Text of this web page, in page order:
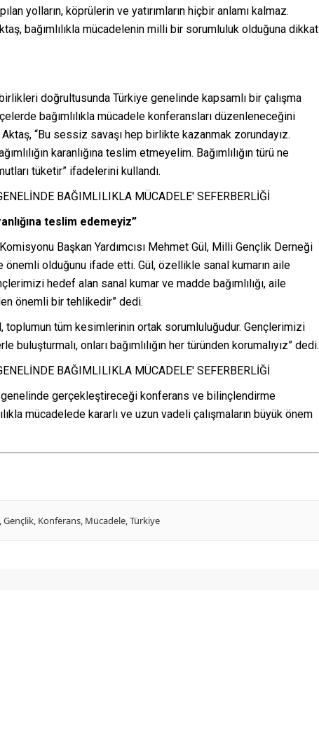
yolların, köprülerin ve yatırımların hiçbir anlamı kalmaz.
bağımlılıkla mücadelenin milli bir sorumluluk olduğuna dikkat
doğrultusunda Türkiye genelinde kapsamlı bir çalışma
bağımlılıkla mücadele konferansları düzenleneceğini
“Bu sessiz savaşı hep birlikte kazanmak zorundayız.
karanlığına teslim etmeyelim. Bağımlılığın türü ne
tüketir” ifadelerini kullandı.
teslim edemeyiz”
Başkan Yardımcısı Mehmet Gül, Milli Gençlik Derneği
önemli olduğunu ifade etti. Gül, özellikle sanal kumarın aile
hedef alan sanal kumar ve madde bağımlılığı, aile
önemli bir tehlikedir” dedi.
toplumun tüm kesimlerinin ortak sorumluluğudur. Gençlerimizi
onları bağımlılığın her türünden korumalıyız” dedi.
gerçekleştireceği konferans ve bilinçlendirme
mücadelede kararlı ve uzun vadeli çalışmaların büyük önem
,Gençlik, Konferans, Mücadele,Türkiye